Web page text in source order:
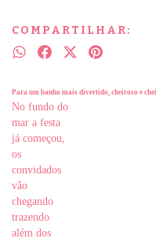
COMPARTILHAR:
Para um banho mais divertido, cheiroso e
No fundo do
mar a festa
já começou,
os
convidados
vão
chegando
trazendo
além dos